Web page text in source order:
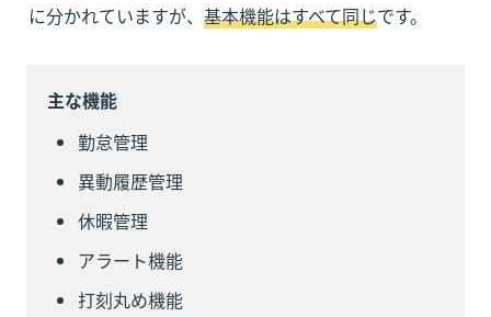
に分かれていますが、 基本機能はすべて同じです。
主な機能
勤怠管理
異動履歴管理
休暇管理
アラート機能
打刻丸め機能